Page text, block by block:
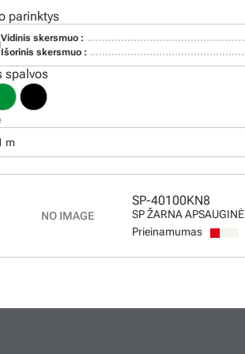
parinktys
Vidinis skersmuo :
Išorinis skersmuo :
spalvos
m
SP-40100KN8
SP ŽARNA
Prieinamumas